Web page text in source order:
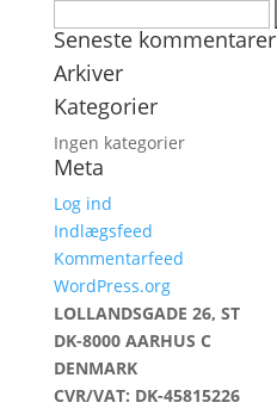
efter:
Seneste kommentarer
Arkiver
Kategorier
Ingen kategorier
Meta
Log ind
Indlægsfeed
Kommentarfeed
WordPress.org
LOLLANDSGADE 26, ST
DK-8000 AARHUS C
DENMARK
CVR/VAT: DK-45815226